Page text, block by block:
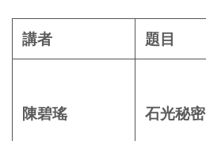
講者 題目
陳碧瑤 石光秘密